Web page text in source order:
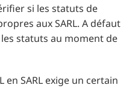
si les statuts de
aux SARL. A défaut
statuts au moment de
en SARL exige un certain